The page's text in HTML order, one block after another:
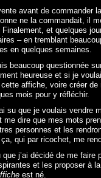
avant de commander
ne la commandait, il
et quelques
– en tremblant
en quelques semaines.
beaucoup questionnée
heureuse et si je
affiche, voire créer
mois pour y réfléchir.
su que je voulais vendre
me dire que mes mots
personnes et les
qui par ricochet, me
j’ai décidé de me faire
et les proposer à
est né.